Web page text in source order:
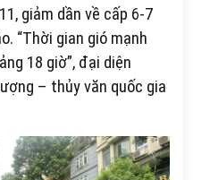
giảm dần về cấp 6-7
“Thời gian gió mạnh
18 giờ”, đại diện
– thủy văn quốc gia